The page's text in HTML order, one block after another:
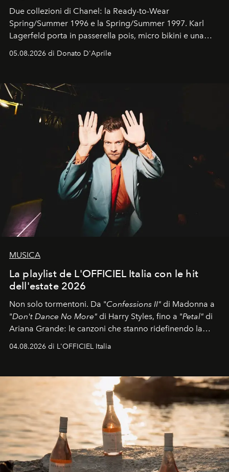
Due collezioni di Chanel: la Ready-to-Wear
Spring/Summer 1996 e la Spring/Summer 1997. Karl
Lagerfeld porta in passerella pois, micro bikini e una
logomania pensata per la spiaggia
Kate, Claudia e Carla una dietro l'altra. Trent'anni dopo,
uno dei documenti più contemporanei che abbiamo.
05.08.2026 di Donato D'Aprile
MUSICA
La playlist de L'OFFICIEL Italia con le hit
dell'estate 2026
Non solo tormentoni. Da "Confessions II" di Madonna a
"Don't Dance No More" di Harry Styles, fino a "Petal" di
Ariana Grande: le canzoni che stanno ridefinendo la
colonna sonora della stagione.
04.08.2026 di L'OFFICIEL Italia